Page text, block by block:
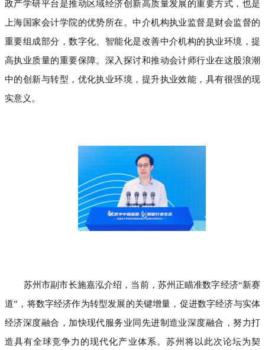
政产学研平台是推动区域经济创新高质量发展的重要方式，也是
上海国家会计学院的优势所在。中介机构执业监督是财会监督的
重要组成部分，数字化、智能化是改善中介机构的执业环境，提
高执业质量的重要保障。深入探讨和推动会计师行业在这股浪潮
中的创新与转型，优化执业环境，提升执业效能，具有很强的现
实意义。
苏州市副市长施嘉泓介绍，当前，苏州正瞄准数字经济“新赛
道”，将数字经济作为转型发展的关键增量，促进数字经济与实体
经济深度融合，加快现代服务业同先进制造业深度融合，努力打
造具有全球竞争力的现代化产业体系。苏州将以此次论坛为契